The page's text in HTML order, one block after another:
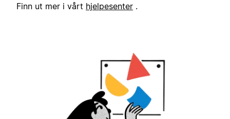
Finn ut mer i vårt hjelpesenter .